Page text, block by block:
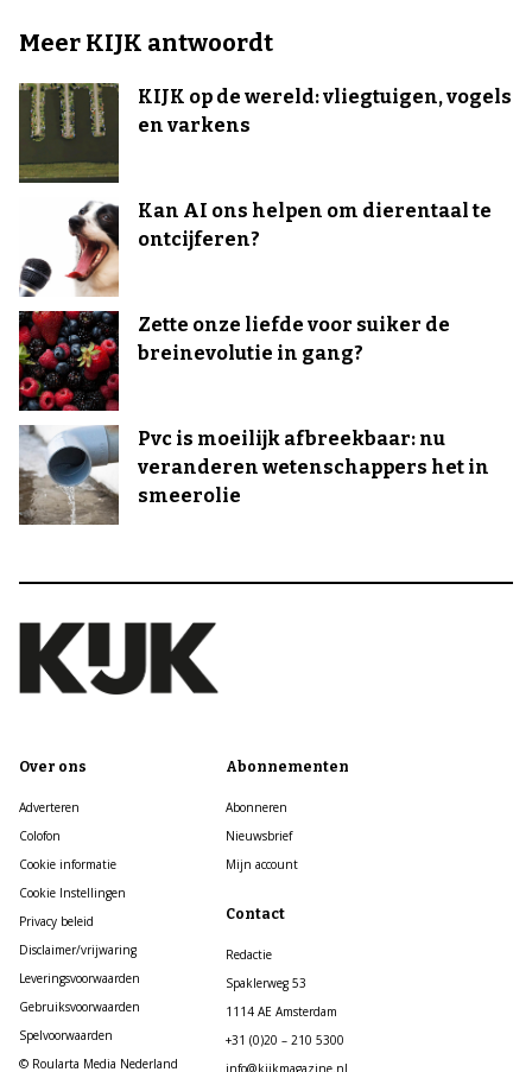
Meer KIJK antwoordt
KIJK op de wereld: vliegtuigen, vogels
en varkens
Kan AI ons helpen om dierentaal te
ontcijferen?
Zette onze liefde voor suiker de
breinevolutie in gang?
Pvc is moeilijk afbreekbaar: nu
veranderen wetenschappers het in
smeerolie
Over ons
Adverteren
Colofon
Cookie informatie
Cookie Instellingen
Privacy beleid
Disclaimer/vrijwaring
Leveringsvoorwaarden
Gebruiksvoorwaarden
Spelvoorwaarden
© Roularta Media Nederland
Abonnementen
Abonneren
Nieuwsbrief
Mijn account
Contact
Redactie
Spaklerweg 53
1114 AE Amsterdam
+31 (0)20 – 210 5300
info@kijkmagazine.nl